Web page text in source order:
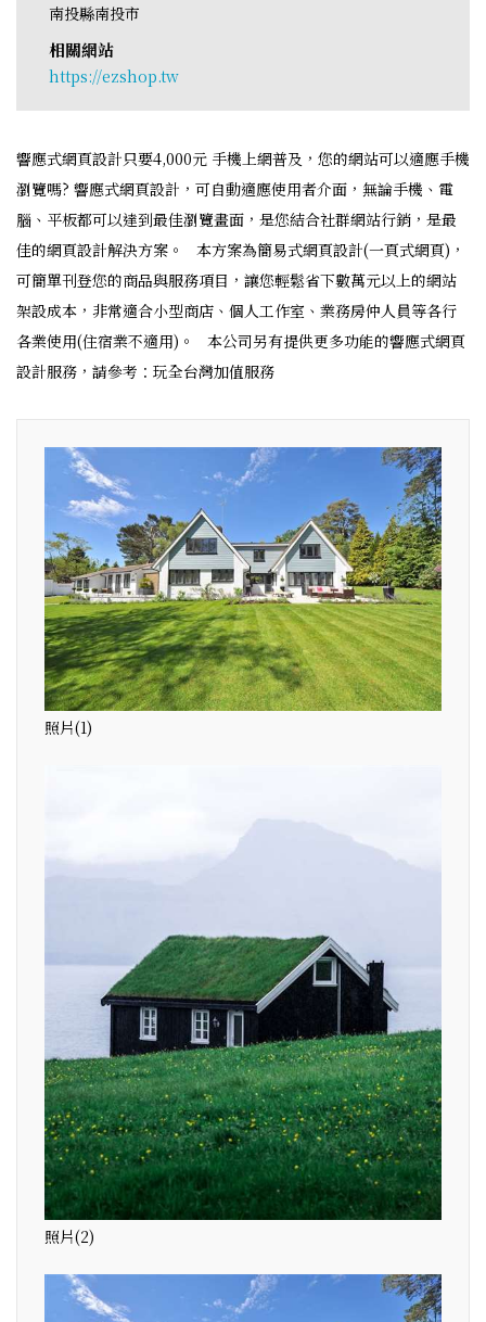
南投縣南投市
相關網站
https://ezshop.tw
響應式網頁設計只要4,000元 手機上網普及，您的網站可以適應手機
瀏覽嗎? 響應式網頁設計，可自動適應使用者介面，無論手機、電
腦、平板都可以達到最佳瀏覽畫面，是您結合社群網站行銷，是最
佳的網頁設計解決方案。 本方案為簡易式網頁設計(一頁式網頁)，
可簡單刊登您的商品與服務項目，讓您輕鬆省下數萬元以上的網站
架設成本，非常適合小型商店、個人工作室、業務房仲人員等各行
各業使用(住宿業不適用)。 本公司另有提供更多功能的響應式網頁
設計服務，請參考：玩全台灣加值服務
照片(1)
照片(2)